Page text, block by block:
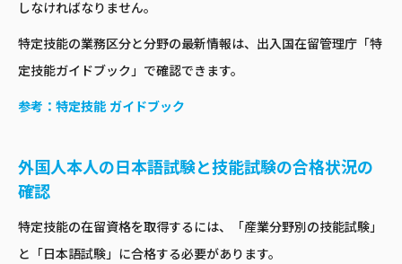
しなければなりません。
特定技能の業務区分と分野の最新情報は、出入国在留管理庁「特
定技能ガイドブック」で確認できます。
参考： 特定技能 ガイドブック
外国人本人の日本語試験と技能試験の合格状況の
確認
特定技能の在留資格を取得するには、「産業分野別の技能試験」
と「日本語試験」に合格する必要があります。